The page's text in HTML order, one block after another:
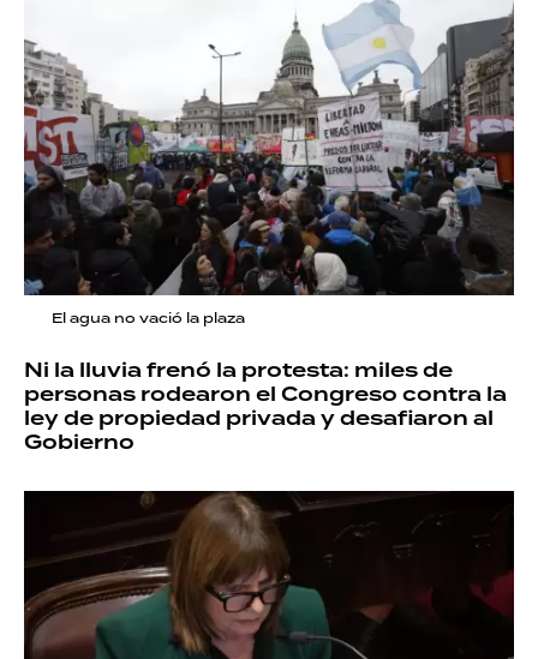
El agua no vació la plaza
Ni la lluvia frenó la protesta: miles de
personas rodearon el Congreso contra la
ley de propiedad privada y desafiaron al
Gobierno